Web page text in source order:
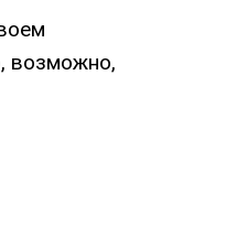
возможно,